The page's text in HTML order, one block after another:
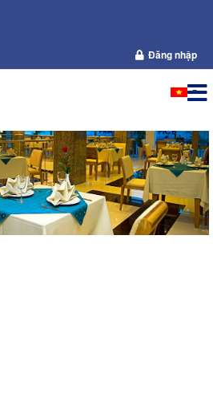
Đăng nhập